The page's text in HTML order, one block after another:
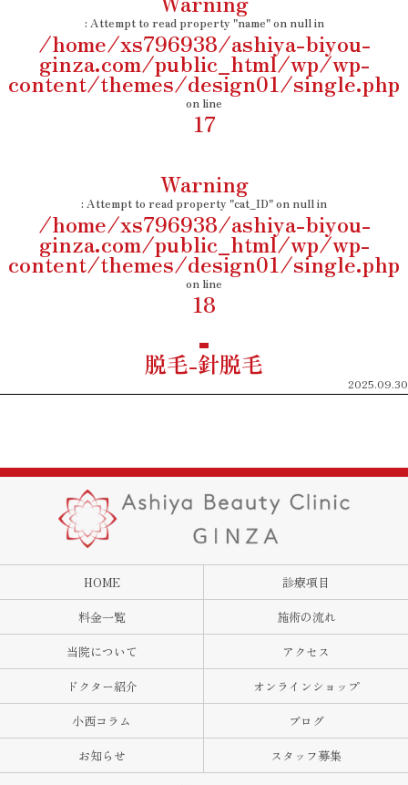
: Attempt to read property "name" on null in
/home/xs796938/ashiya-biyou-
ginza.com/public_html/wp/wp-
content/themes/design01/single.php
on line
17
Warning
: Attempt to read property "cat_ID" on null in
/home/xs796938/ashiya-biyou-
ginza.com/public_html/wp/wp-
content/themes/design01/single.php
on line
18
脱毛-針脱毛
2025.09.30
HOME
診療項目
料金一覧
施術の流れ
当院について
アクセス
ドクター紹介
オンラインショップ
小西コラム
ブログ
お知らせ
スタッフ募集